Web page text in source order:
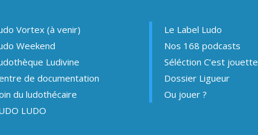
Vortex (à venir)
Weekend
Ludivine
de documentation
du ludothécaire
LUDO
Le Label Ludo
Nos 168 podcasts
Séléction C’est jouette
Dossier Ligueur
Ou jouer ?